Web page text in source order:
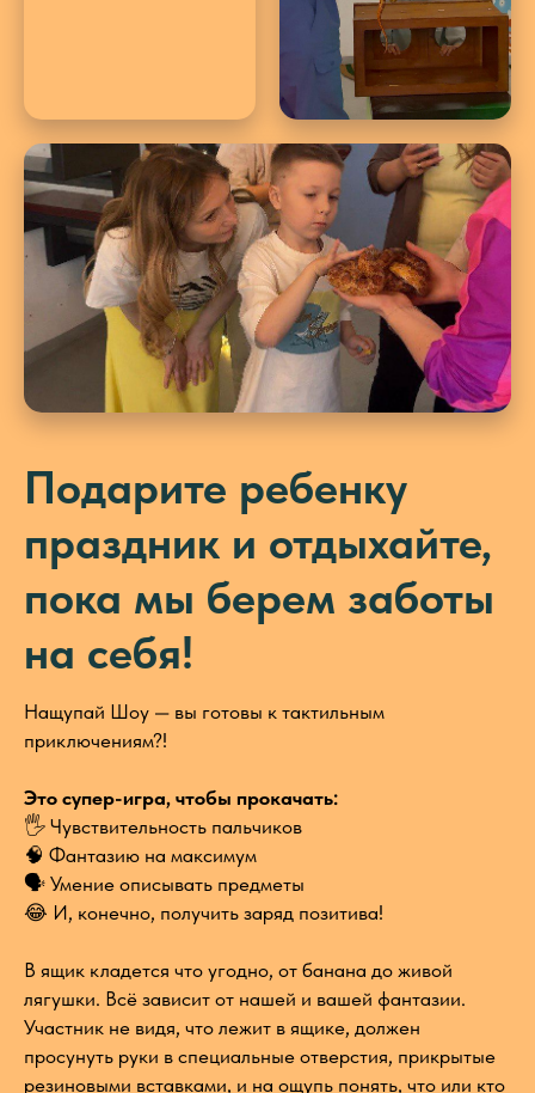
Подарите ребенку
праздник и отдыхайте,
пока мы берем заботы
на себя!
Нащупай Шоу — вы готовы к тактильным
приключениям?!
Это супер-игра, чтобы прокачать:
🖐 Чувствительность пальчиков
🧠 Фантазию на максимум
🗣 Умение описывать предметы
😂 И, конечно, получить заряд позитива!
В ящик кладется что угодно, от банана до живой
лягушки. Всё зависит от нашей и вашей фантазии.
Участник не видя, что лежит в ящике, должен
просунуть руки в специальные отверстия, прикрытые
резиновыми вставками, и на ощупь понять, что или кто